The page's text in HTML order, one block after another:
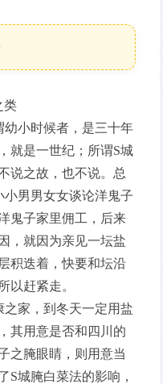
类
小时候者，是三十年
就是一世纪；所谓S城
说之故，也不说。总
小男男女女谈论洋鬼子
鬼子家里佣工，后来
，就因为亲见一坛盐
积迭着，快要和坛沿
以赶紧走。
之家，到冬天一定用盐
其用意是否和四川的
之腌眼睛，则用意当
S城腌白菜法的影响，